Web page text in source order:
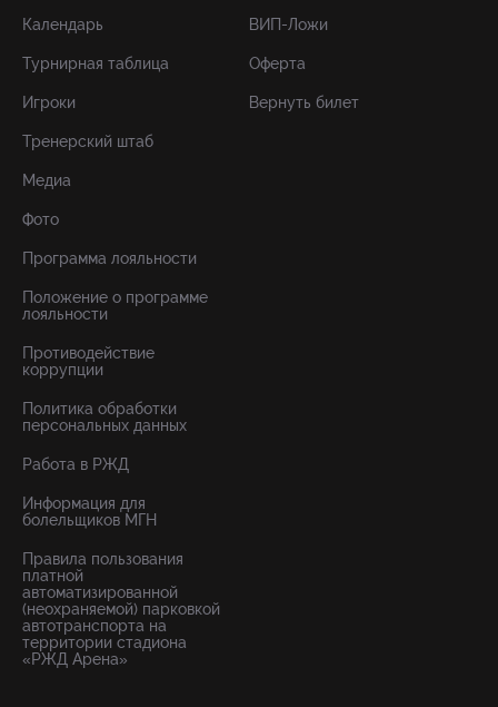
Календарь
Турнирная таблица
Игроки
Тренерский штаб
Медиа
Фото
Программа лояльности
Положение о программе
лояльности
Противодействие
коррупции
Политика обработки
персональных данных
Работа в РЖД
Информация для
болельщиков МГН
Правила пользования
платной
автоматизированной
(неохраняемой) парковкой
автотранспорта на
территории стадиона
«РЖД Арена»
ВИП-Ложи
Оферта
Вернуть билет